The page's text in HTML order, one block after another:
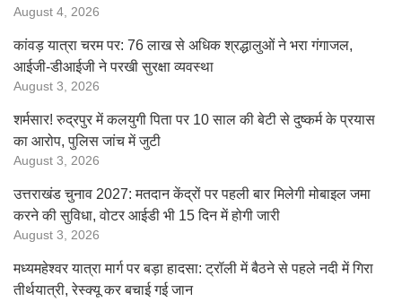
August 4, 2026
कांवड़ यात्रा चरम पर: 76 लाख से अधिक श्रद्धालुओं ने भरा गंगाजल,
आईजी-डीआईजी ने परखी सुरक्षा व्यवस्था
August 3, 2026
शर्मसार! रुद्रपुर में कलयुगी पिता पर 10 साल की बेटी से दुष्कर्म के प्रयास
का आरोप, पुलिस जांच में जुटी
August 3, 2026
उत्तराखंड चुनाव 2027: मतदान केंद्रों पर पहली बार मिलेगी मोबाइल जमा
करने की सुविधा, वोटर आईडी भी 15 दिन में होगी जारी
August 3, 2026
मध्यमहेश्वर यात्रा मार्ग पर बड़ा हादसा: ट्रॉली में बैठने से पहले नदी में गिरा
तीर्थयात्री, रेस्क्यू कर बचाई गई जान